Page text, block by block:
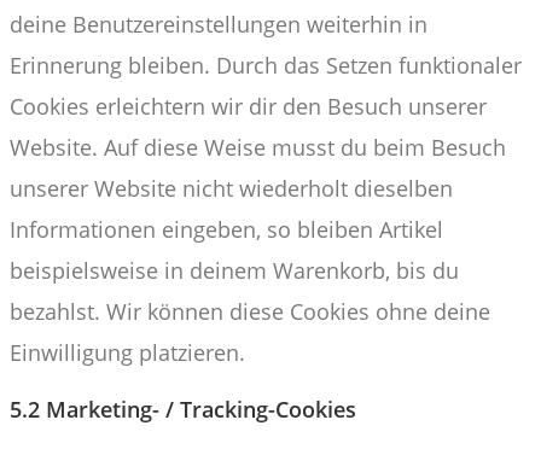
deine Benutzereinstellungen weiterhin in
Erinnerung bleiben. Durch das Setzen funktionaler
Cookies erleichtern wir dir den Besuch unserer
Website. Auf diese Weise musst du beim Besuch
unserer Website nicht wiederholt dieselben
Informationen eingeben, so bleiben Artikel
beispielsweise in deinem Warenkorb, bis du
bezahlst. Wir können diese Cookies ohne deine
Einwilligung platzieren.
5.2 Marketing- / Tracking-Cookies